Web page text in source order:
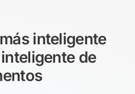
inteligente
de